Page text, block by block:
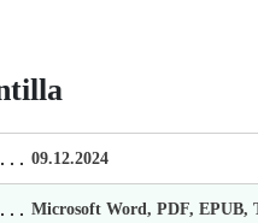
09.12.2024
Microsoft Word, PDF, EPUB,